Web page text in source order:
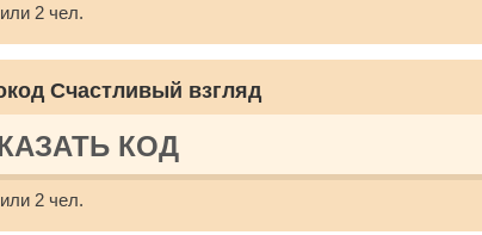
2 чел.
Счастливый взгляд
КОД
2 чел.